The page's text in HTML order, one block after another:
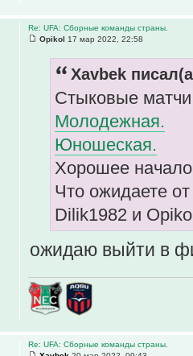
Re: UFA: Сборные команды страны.
Opikol 17 мар 2022, 22:58
Xavbek
Стыковые
Молодежная.
Юношеская.
Хорошее
Что ожидаете
Dilik1982 и
ожидаю выйти в
Re: UFA: Сборные команды страны.